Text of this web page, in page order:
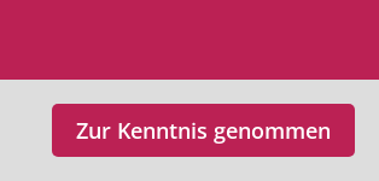
Zur Kenntnis genommen